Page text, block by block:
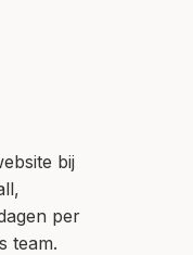
bij
per
team.